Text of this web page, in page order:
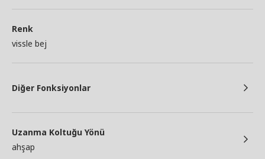
Renk
vissle bej
Diğer Fonksiyonlar
Uzanma Koltuğu Yönü
ahşap